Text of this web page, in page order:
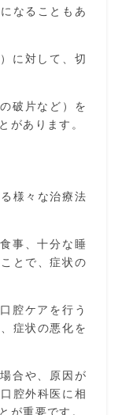
なることもあ
に対して、切
破片など）を
があります。
様々な治療法
事、十分な睡
とで、症状の
腔ケアを行う
症状の悪化を
合や、原因が
腔外科医に相
が重要です。